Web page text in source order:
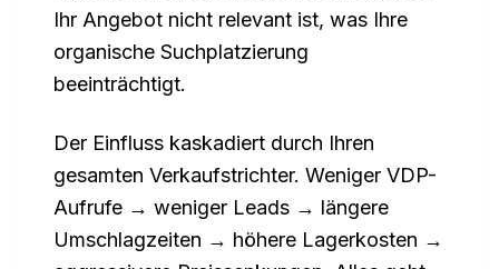
Ihr Angebot nicht relevant ist, was Ihre
organische Suchplatzierung
beeinträchtigt.
Der Einfluss kaskadiert durch Ihren
gesamten Verkaufstrichter. Weniger VDP-
Aufrufe → weniger Leads → längere
Umschlagzeiten → höhere Lagerkosten →